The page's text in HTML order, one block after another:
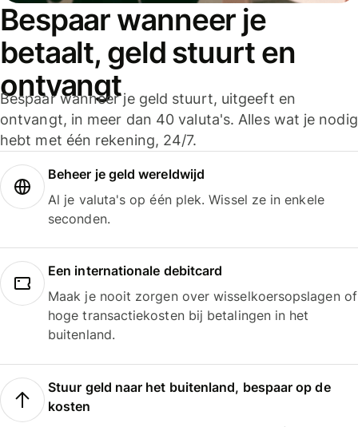
Bespaar wanneer je
betaalt, geld stuurt en
ontvangt
Bespaar wanneer je geld stuurt, uitgeeft en
ontvangt, in meer dan 40 valuta's. Alles wat je nodig
hebt met één rekening, 24/7.
Beheer je geld wereldwijd
Al je valuta's op één plek. Wissel ze in enkele
seconden.
Een internationale debitcard
Maak je nooit zorgen over wisselkoersopslagen of
hoge transactiekosten bij betalingen in het
buitenland.
Stuur geld naar het buitenland, bespaar op de
kosten